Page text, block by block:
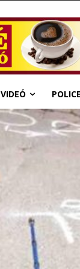
VIDEÓ